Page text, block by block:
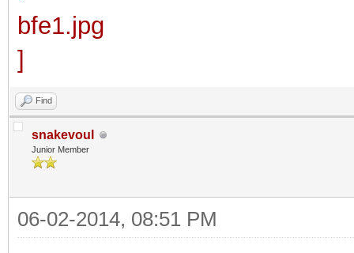
Find
snakevoul
Junior Member
06-02-2014, 08:51 PM